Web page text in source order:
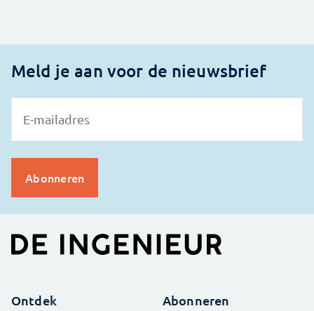
Meld je aan voor de nieuwsbrief
Ontdek Abonneren